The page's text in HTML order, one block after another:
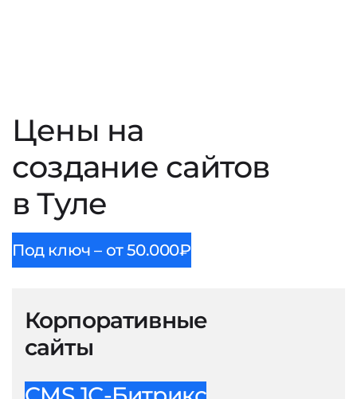
Цены на
создание сайтов
в Туле
Под ключ – от 50.000₽
Корпоративные
сайты